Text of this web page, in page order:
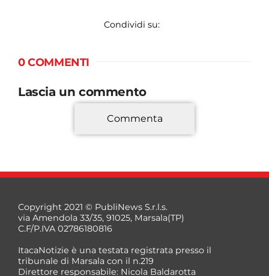
Condividi su:
0 COMMENTI
Lascia un commento
*
Commenta
Copyright 2021 © PubliNews S.r.l.s.
via Amendola 33/35, 91025, Marsala(TP)
C.F/P.IVA 02786180816
ItacaNotizie è una testata registrata presso il
tribunale di Marsala con il n.219
Direttore responsabile: Nicola Baldarotta